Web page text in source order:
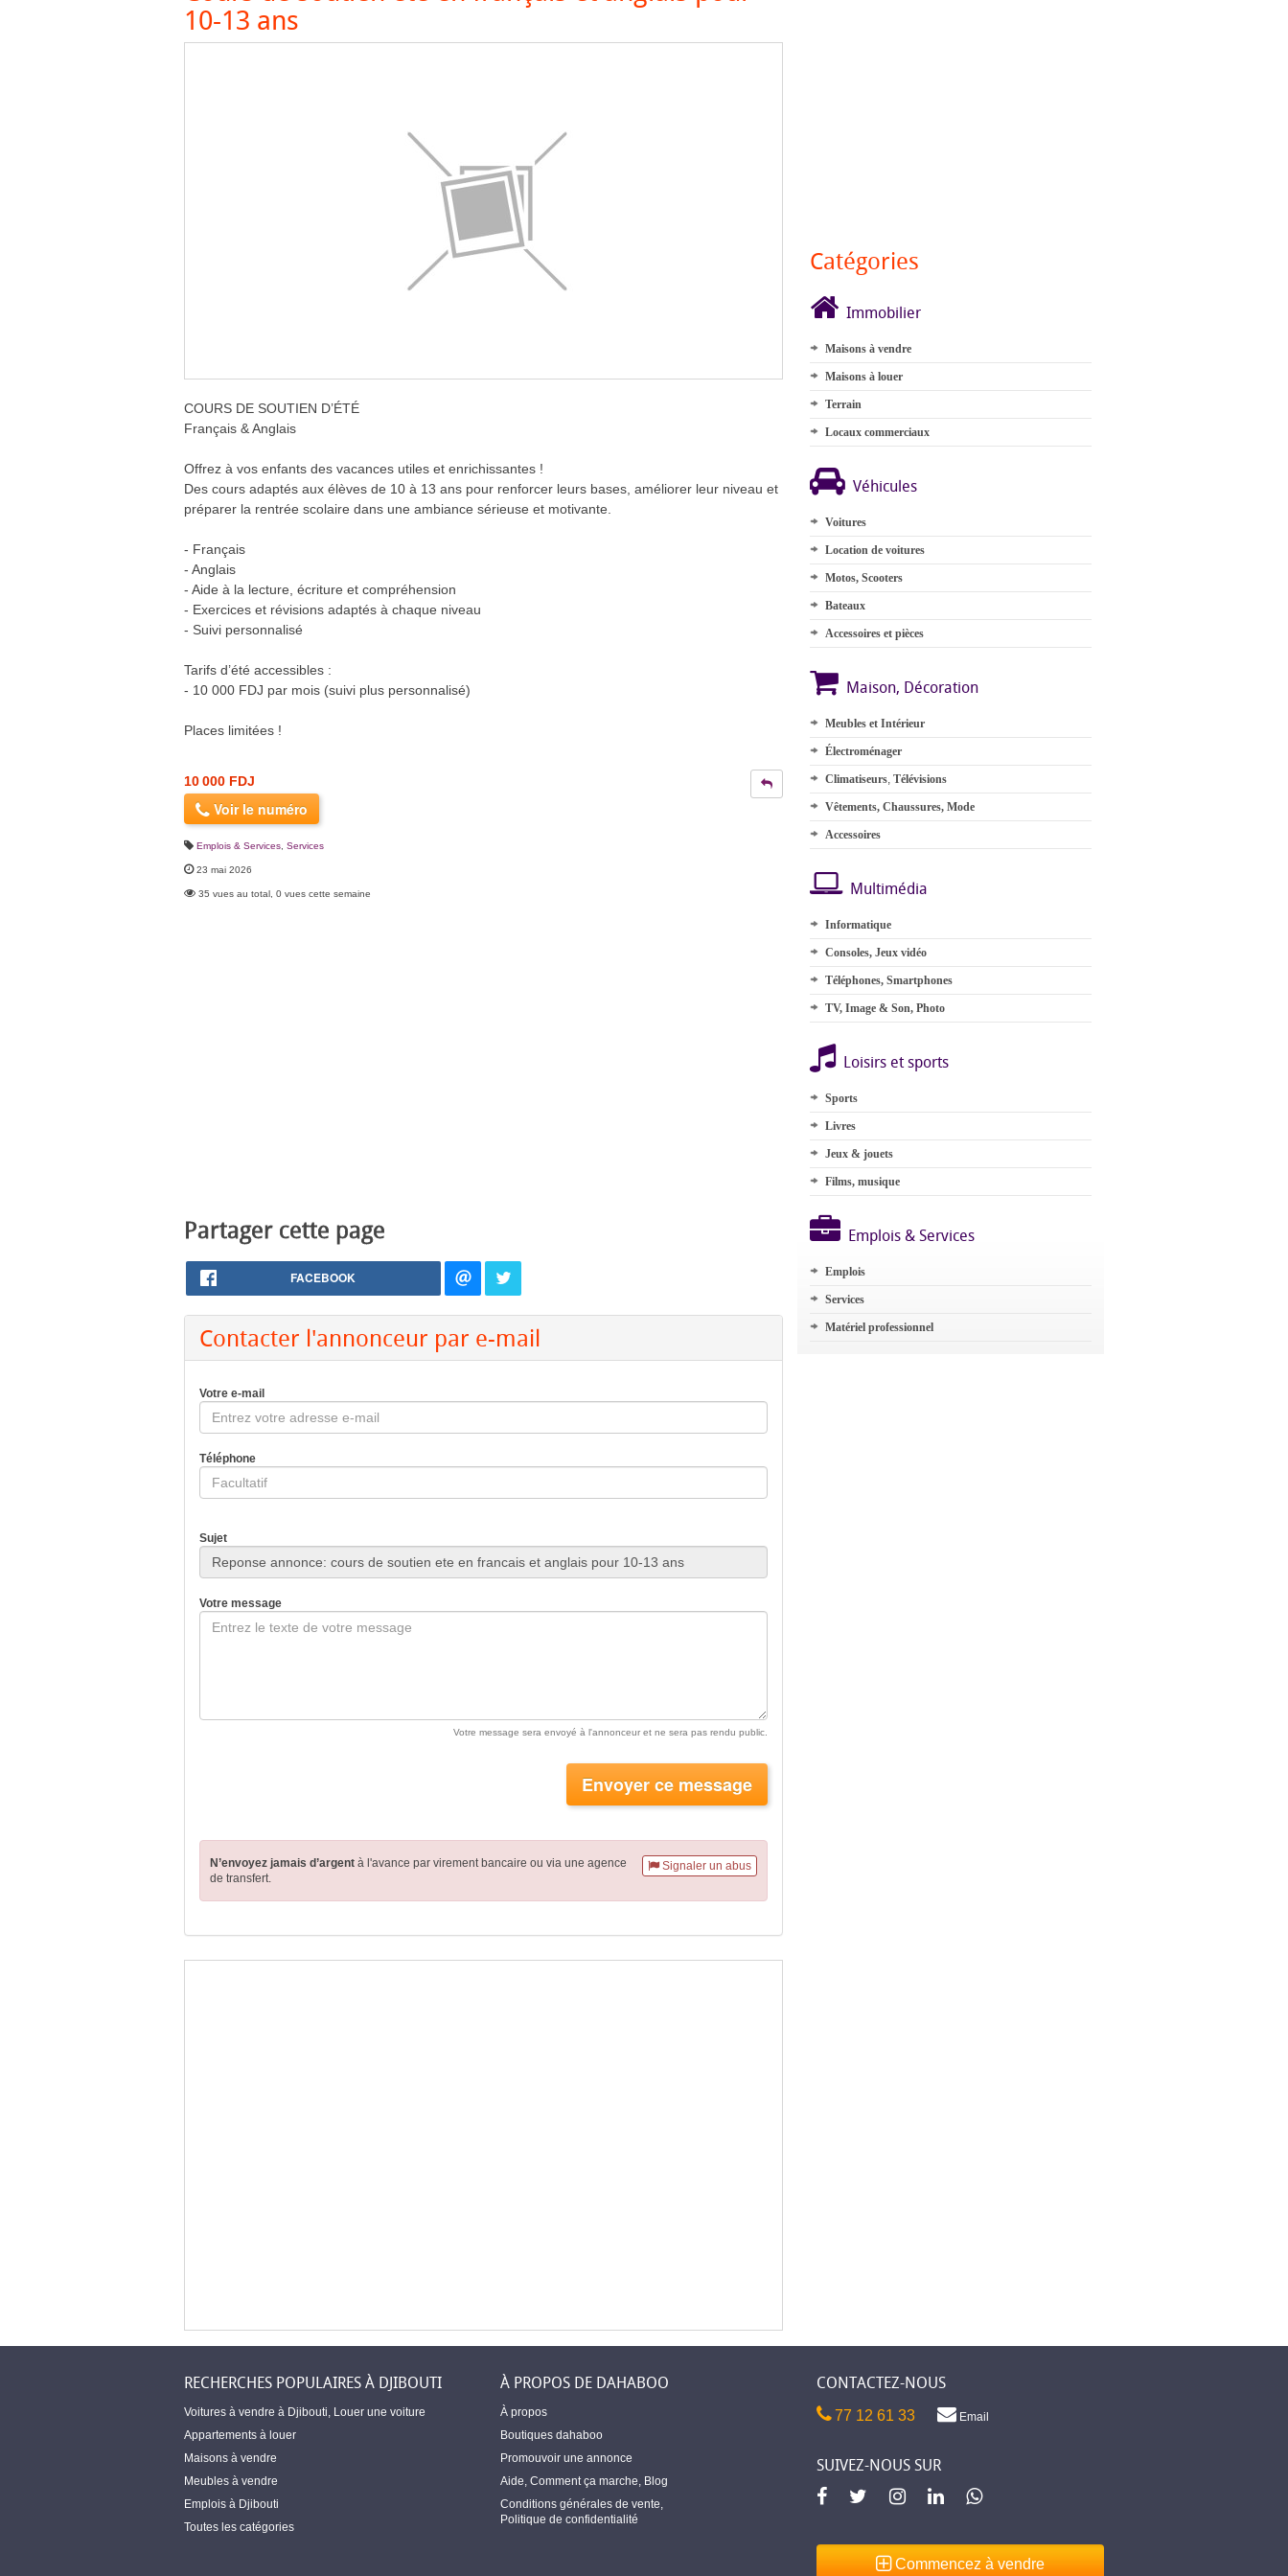
10-13 ans
COURS DE SOUTIEN D’ÉTÉ
Français & Anglais
Offrez à vos enfants des vacances utiles et enrichissantes !
Des cours adaptés aux élèves de 10 à 13 ans pour renforcer leurs bases, améliorer leur niveau et
préparer la rentrée scolaire dans une ambiance sérieuse et motivante.
- Français
- Anglais
- Aide à la lecture, écriture et compréhension
- Exercices et révisions adaptés à chaque niveau
- Suivi personnalisé
Tarifs d’été accessibles :
- 10 000 FDJ par mois (suivi plus personnalisé)
Places limitées !
10 000 FDJ
Voir le numéro
Emplois & Services Services
23 mai 2026
35 vues au total, 0 vues cette semaine
Partager cette page
FACEBOOK
Contacter l'annonceur par e-mail
Votre e-mail
Téléphone
Sujet
Votre message
Votre message sera envoyé à l'annonceur et ne sera pas rendu public.
Envoyer ce message
Signaler un abus
N’envoyez jamais d’argent à l'avance par virement bancaire ou via une agence
de transfert.
Catégories
Immobilier
Maisons à vendre
Maisons à louer
Terrain
Locaux commerciaux
Véhicules
Voitures
Location de voitures
Motos, Scooters
Bateaux
Accessoires et pièces
Maison, Décoration
Meubles et Intérieur
Électroménager
Climatiseurs, Télévisions
Vêtements, Chaussures, Mode
Accessoires
Multimédia
Informatique
Consoles, Jeux vidéo
Téléphones, Smartphones
TV, Image & Son, Photo
Loisirs et sports
Sports
Livres
Jeux & jouets
Films, musique
Emplois & Services
Emplois
Services
Matériel professionnel
RECHERCHES POPULAIRES À DJIBOUTI
Voitures à vendre à Djibouti Louer une voiture
Appartements à louer
Maisons à vendre
Meubles à vendre
Emplois à Djibouti
Toutes les catégories
À PROPOS DE DAHABOO
À propos
Boutiques dahaboo
Promouvoir une annonce
Aide Comment ça marche Blog
Conditions générales de vente
Politique de confidentialité
CONTACTEZ-NOUS
77 12 61 33 Email
SUIVEZ-NOUS SUR
Commencez à vendre